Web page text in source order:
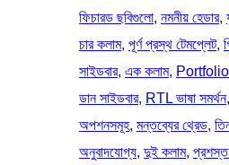
ফিচারড ছবিগুলো, নমনীয় হেডার,
চার কলাম, পূর্ণ প্রস্থ টেমপ্লেট,
সাইডবার, এক কলাম, Portfolio
ডান সাইডবার, RTL ভাষা সমর্থন,
অপশনসমূহ, মন্তব্যের থ্রেড,
অনুবাদযোগ্য, দুই কলাম,